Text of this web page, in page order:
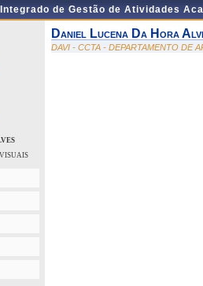
de Gestão de Atividades
Daniel Lucena Da Hora
DAVI - CCTA - DEPARTAMENTO DE